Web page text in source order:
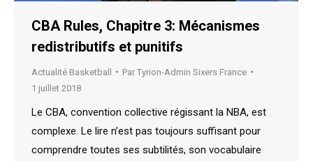
CBA Rules, Chapitre 3: Mécanismes
redistributifs et punitifs
Actualité Basketball Par Tyrion-Admin Sixers France
1 juillet 2018
Le CBA, convention collective régissant la NBA, est
complexe. Le lire n’est pas toujours suffisant pour
comprendre toutes ses subtilités, son vocabulaire